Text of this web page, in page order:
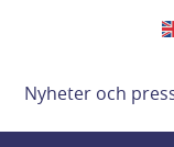
Nyheter och